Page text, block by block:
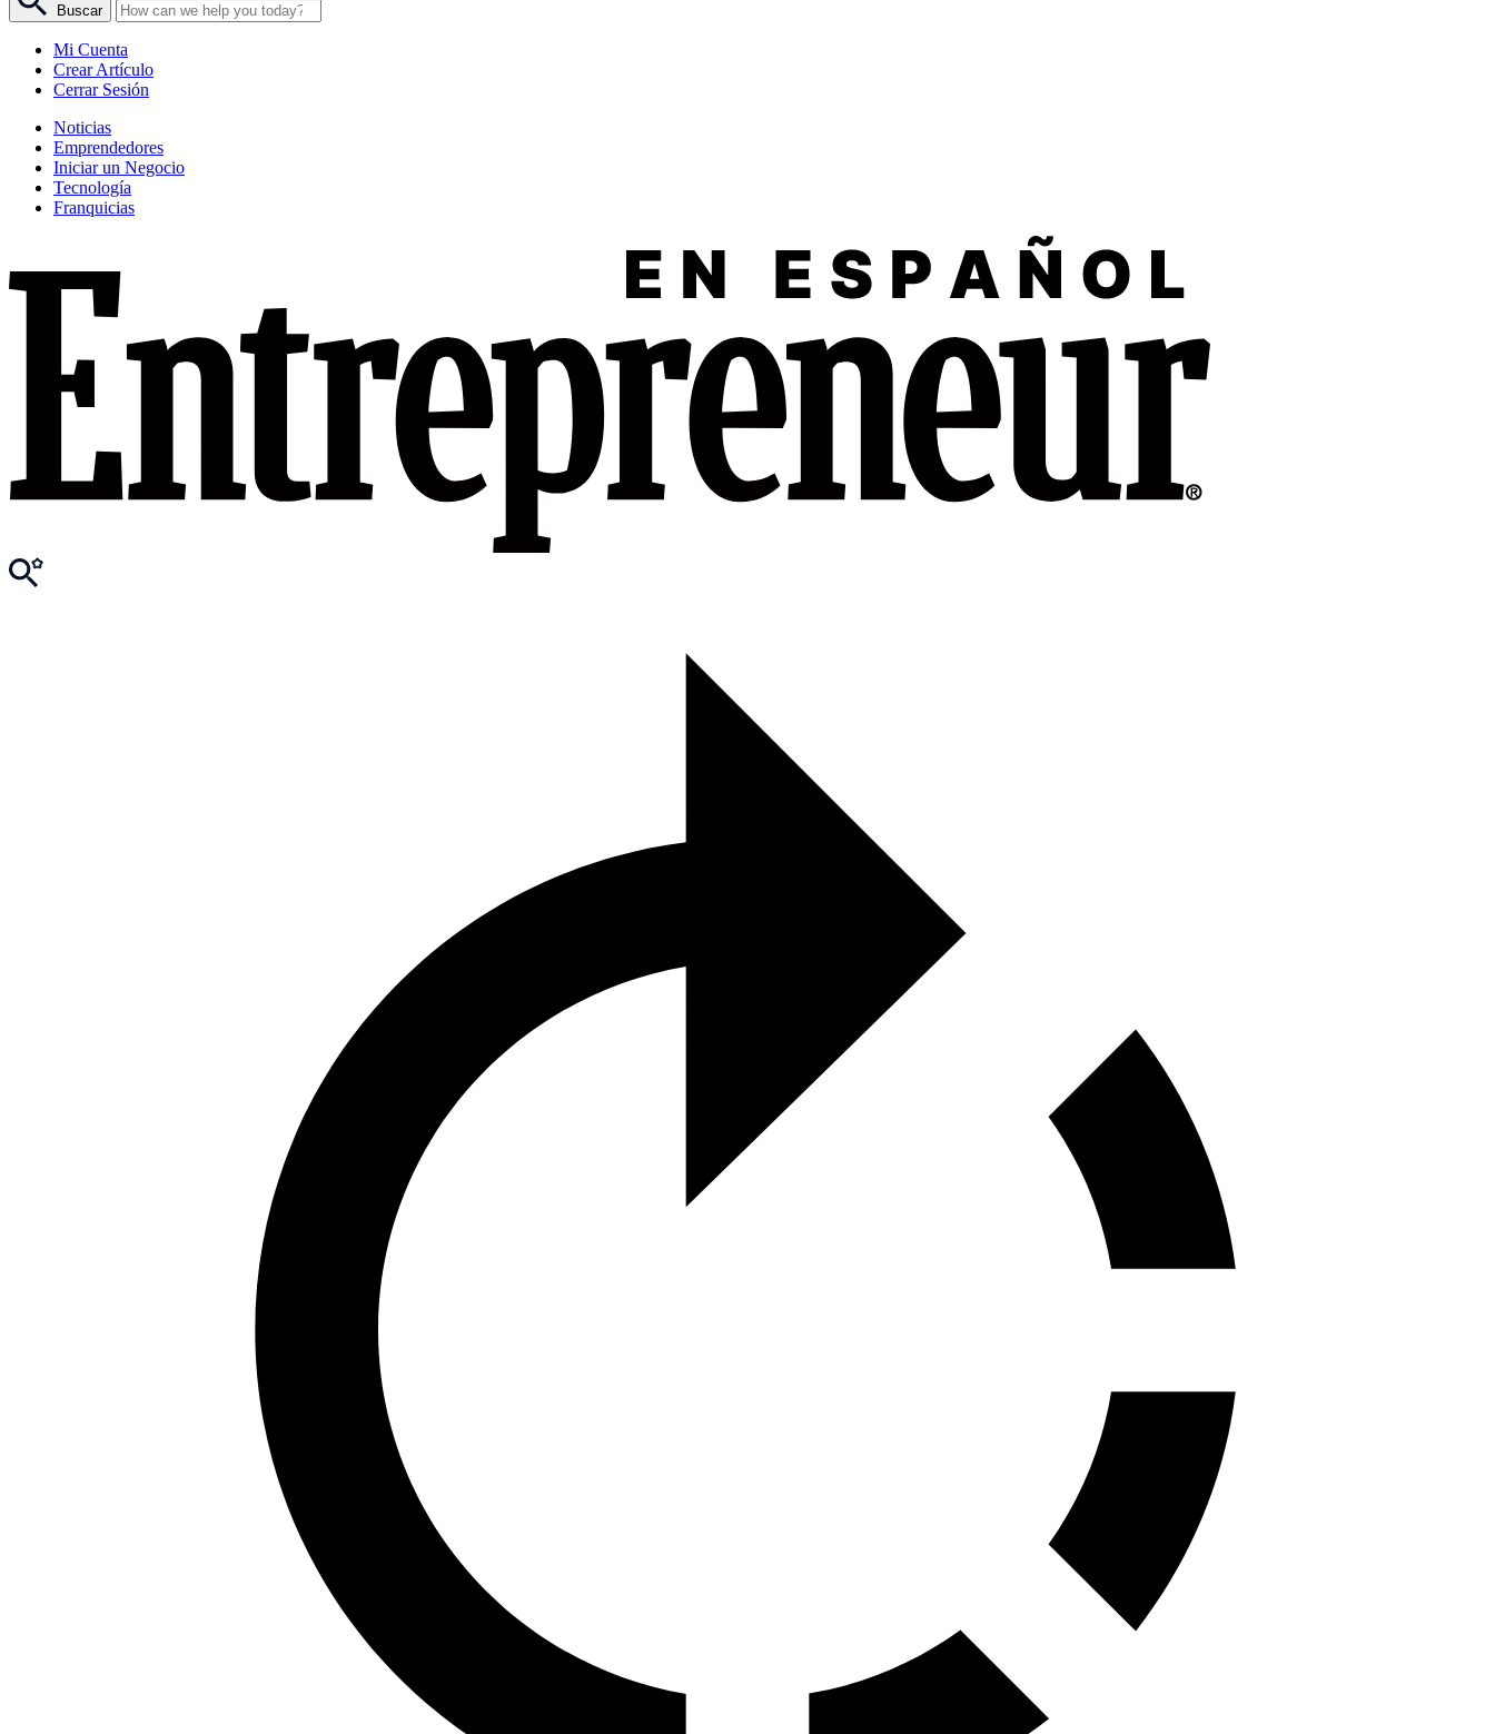
Buscar
Mi Cuenta
Crear Artículo
Cerrar Sesión
Noticias
Emprendedores
Iniciar un Negocio
Tecnología
Franquicias